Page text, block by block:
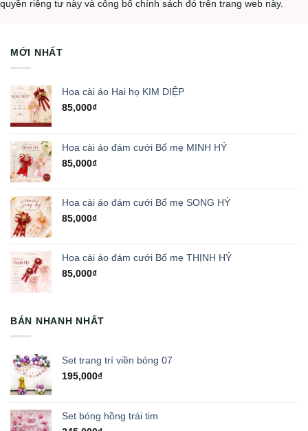
quyền riêng tư này và công bố chính sách đó trên trang web này.
MỚI NHẤT
Hoa cài áo Hai họ KIM DIỆP
85,000₫
Hoa cài áo đám cưới Bố mẹ MINH HỶ
85,000₫
Hoa cài áo đám cưới Bố mẹ SONG HỶ
85,000₫
Hoa cài áo đám cưới Bố mẹ THỊNH HỶ
85,000₫
BÁN NHANH NHẤT
Set trang trí viền bóng 07
195,000₫
Set bóng hồng trái tim